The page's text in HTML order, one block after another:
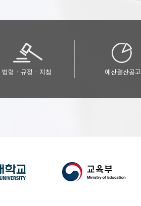
법령ㆍ규정ㆍ지침 예산결산공고